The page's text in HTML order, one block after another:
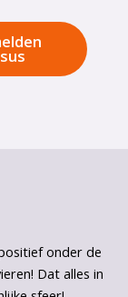
onder de
Dat alles in